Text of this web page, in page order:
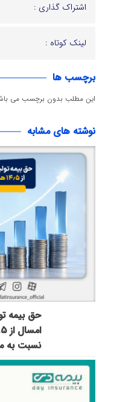
اشتراک گذاری :
لینک کوتاه :
برچسب ها
این مطلب بدون برچسب می
نوشته های مشابه
حق بیمه
نسبت به